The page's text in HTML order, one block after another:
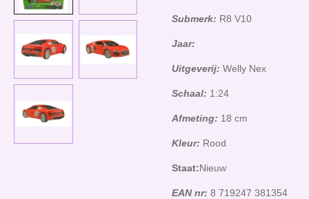
Submerk: R8 V10
Jaar:
Uitgeverij: Welly Nex
Schaal: 1:24
Afmeting: 18 cm
Kleur: Rood
Staat:Nieuw
EAN nr: 8 719247 381354